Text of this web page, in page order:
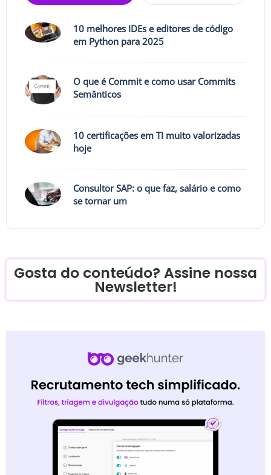
10 melhores IDEs e editores de código
em Python para 2025
O que é Commit e como usar Commits
Semânticos
10 certificações em TI muito valorizadas
hoje
Consultor SAP: o que faz, salário e como
se tornar um
Gosta do conteúdo? Assine nossa
Newsletter!